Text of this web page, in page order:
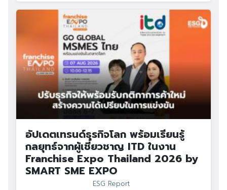
อัปเดตเทรนด์ธุรกิจโลก พร้อมเรียนรู้
กลยุทธ์จากผู้เชี่ยวชาญ ITD ในงาน
Franchise Expo Thailand 2026 by
SMART SME EXPO
ESG Report